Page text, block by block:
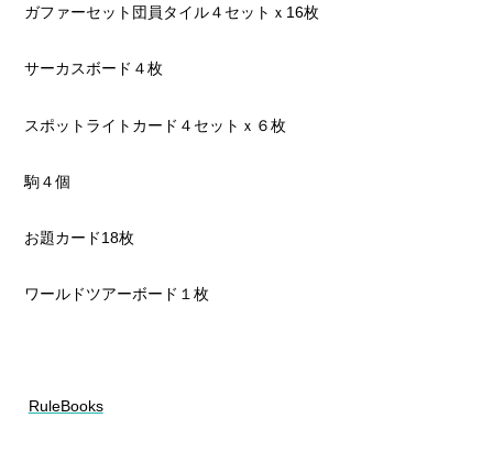
ガファーセット団員タイル４セットｘ16枚
サーカスボード４枚
スポットライトカード４セットｘ６枚
駒４個
お題カード18枚
ワールドツアーボード１枚
RuleBooks